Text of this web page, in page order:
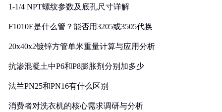
1-1/4 NPT螺纹参数及底孔尺寸详解
F1010E是什么管？能否用3205或3505代换
20x40x2镀锌方管单米重量计算与应用分析
抗渗混凝土中P6和P8膨胀剂分别加多少
法兰PN25和PN16有什么区别
消费者对洗衣机的核心需求调研与分析